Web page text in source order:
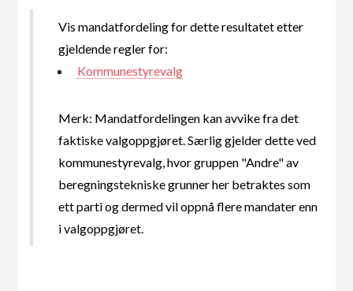
Vis mandatfordeling for dette resultatet etter
gjeldende regler for:
Kommunestyrevalg
Merk: Mandatfordelingen kan avvike fra det
faktiske valgoppgjøret. Særlig gjelder dette ved
kommunestyrevalg, hvor gruppen "Andre" av
beregningstekniske grunner her betraktes som
ett parti og dermed vil oppnå flere mandater enn
i valgoppgjøret.